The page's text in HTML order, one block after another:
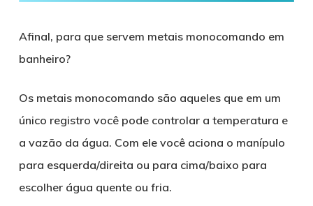
Afinal, para que servem metais monocomando em
banheiro?
Os metais monocomando são aqueles que em um
único registro você pode controlar a temperatura e
a vazão da água. Com ele você aciona o manípulo
para esquerda/direita ou para cima/baixo para
escolher água quente ou fria.